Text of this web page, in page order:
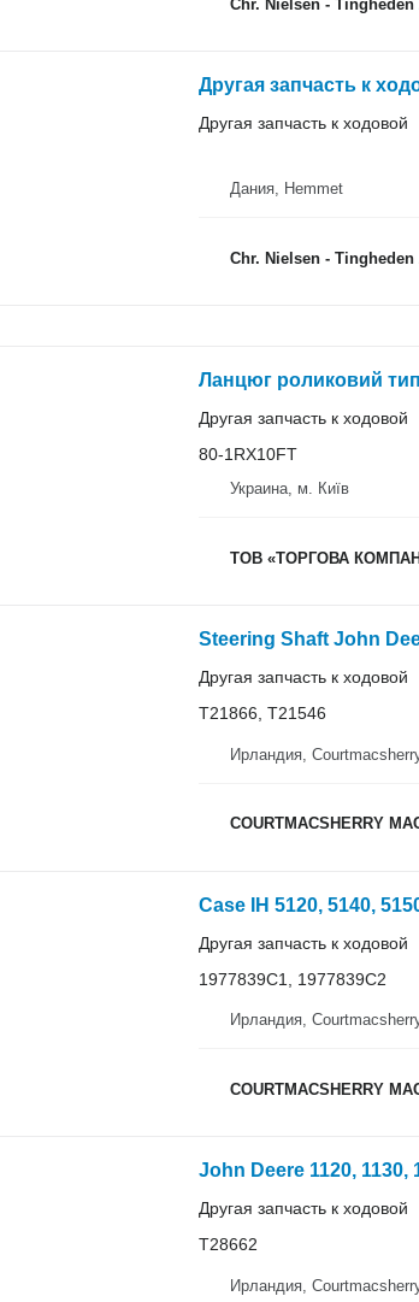
Chr. Nielsen - Tingheden
Другая запчасть к
Другая запчасть к ходовой
Дания, Hemmet
Chr. Nielsen - Tingheden
Ланцюг роликовий
Другая запчасть к ходовой
80-1RX10FT
Украина, м. Київ
ТОВ «ТОРГОВА
Другая запчасть к ходовой
T21866, T21546
Ирландия,
COURTMACSHERRY
Другая запчасть к ходовой
1977839C1, 1977839C2
Ирландия,
COURTMACSHERRY
Другая запчасть к ходовой
T28662
Ирландия,